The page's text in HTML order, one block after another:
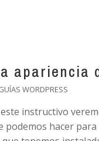
apariencia
WORDPRESS
instructivo
podemos hacer